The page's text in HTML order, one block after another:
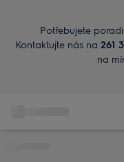
Potřebujete
Kontaktujte nás na 261
na